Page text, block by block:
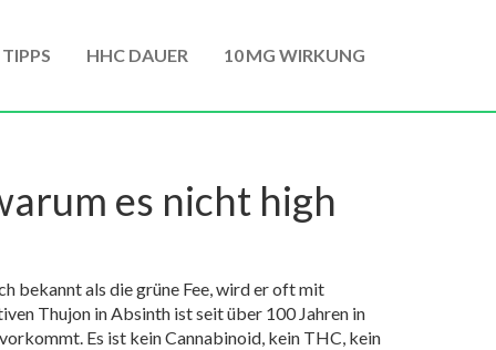
HHC DAUER 10 MG WIRKUNG
es nicht high
bekannt als die grüne Fee, wird er oft mit
Thujon in Absinth ist seit über 100 Jahren in
Es ist kein Cannabinoid, kein THC, kein